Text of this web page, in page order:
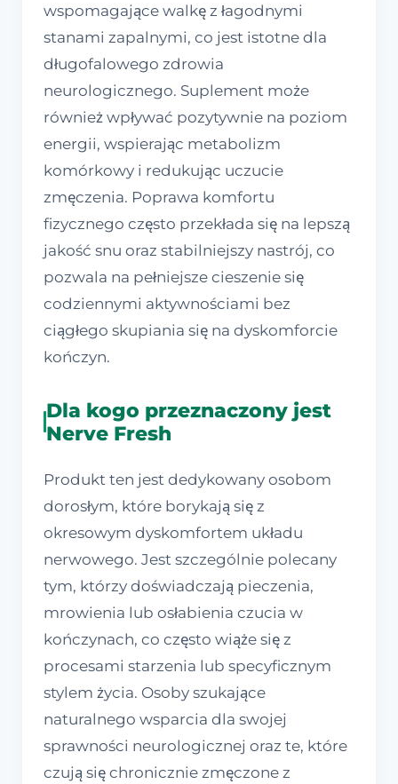
wspomagające walkę z łagodnymi
stanami zapalnymi, co jest istotne dla
długofalowego zdrowia
neurologicznego. Suplement może
również wpływać pozytywnie na poziom
energii, wspierając metabolizm
komórkowy i redukując uczucie
zmęczenia. Poprawa komfortu
fizycznego często przekłada się na lepszą
jakość snu oraz stabilniejszy nastrój, co
pozwala na pełniejsze cieszenie się
codziennymi aktywnościami bez
ciągłego skupiania się na dyskomforcie
kończyn.
Dla kogo przeznaczony jest
Nerve Fresh
Produkt ten jest dedykowany osobom
dorosłym, które borykają się z
okresowym dyskomfortem układu
nerwowego. Jest szczególnie polecany
tym, którzy doświadczają pieczenia,
mrowienia lub osłabienia czucia w
kończynach, co często wiąże się z
procesami starzenia lub specyficznym
stylem życia. Osoby szukające
naturalnego wsparcia dla swojej
sprawności neurologicznej oraz te, które
czują się chronicznie zmęczone z